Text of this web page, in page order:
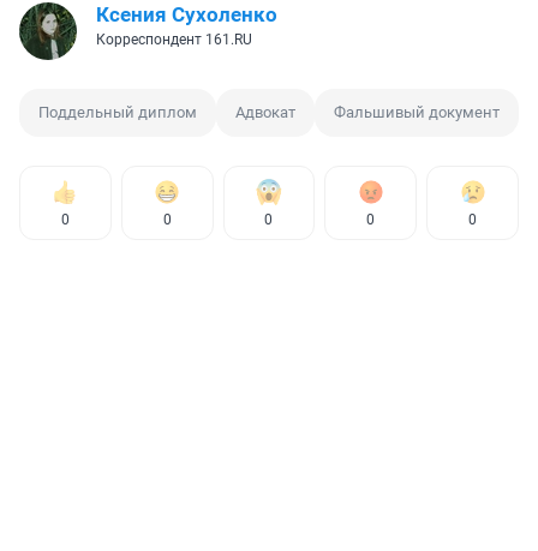
Ксения Сухоленко
Корреспондент 161.RU
Поддельный диплом Адвокат Фальшивый документ
0 0 0 0 0